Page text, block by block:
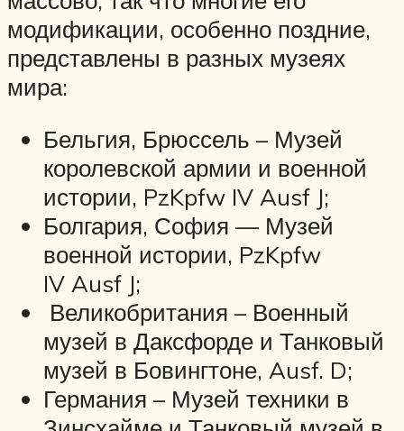
модификации, особенно поздние,
представлены в разных музеях
мира:
Бельгия, Брюссель – Музей
королевской армии и военной
истории, PzKpfw IV Ausf J;
Болгария, София — Музей
военной истории, PzKpfw
IV Ausf J;
Великобритания – Военный
музей в Даксфорде и Танковый
музей в Бовингтоне, Ausf. D;
Германия – Музей техники в